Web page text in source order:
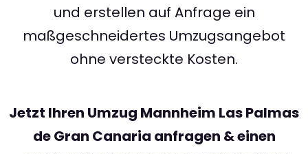
und erstellen auf Anfrage ein
maßgeschneidertes Umzugsangebot
ohne versteckte Kosten.
Jetzt Ihren Umzug Mannheim Las Palmas
de Gran Canaria anfragen & einen